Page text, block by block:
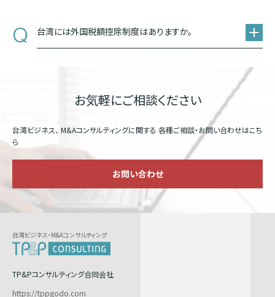
Q 台湾には外国税額控除制度はありますか。
お気軽にご相談ください
台湾ビジネス、 M&Aコンサルティングに関する 各種ご相談・お問い合わせはこち
ら
お問い合わせ
台湾ビジネス・M&Aコンサルティング
TP&Pコンサルティング合同会社
https://tppgodo.com